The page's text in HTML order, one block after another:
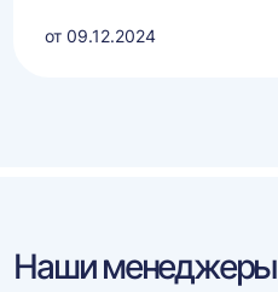
от 09.12.2024
Наши менеджеры